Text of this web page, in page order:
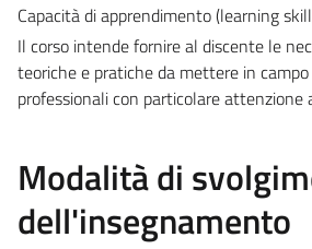
Capacità di apprendimento (learning
Il corso intende fornire al discente le
teoriche e pratiche da mettere in
professionali con particolare attenzione
Modalità di
dell'insegnamento